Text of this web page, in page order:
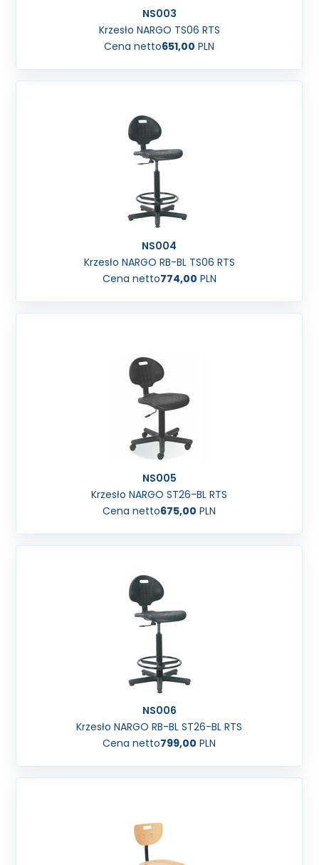
NS003
Krzesło NARGO TS06 RTS
Cena netto651,00 PLN
NS004
Krzesło NARGO RB-BL TS06 RTS
Cena netto774,00 PLN
NS005
Krzesło NARGO ST26-BL RTS
Cena netto675,00 PLN
NS006
Krzesło NARGO RB-BL ST26-BL RTS
Cena netto799,00 PLN